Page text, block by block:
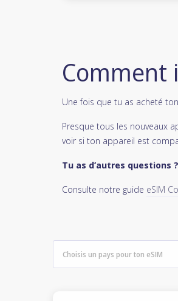
Comment
Une fois que tu as acheté
Presque tous les nouveaux
voir si ton appareil est
Tu as d’autres questions ?
Consulte notre guide eSIM